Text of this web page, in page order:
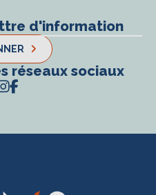
d'information
réseaux sociaux